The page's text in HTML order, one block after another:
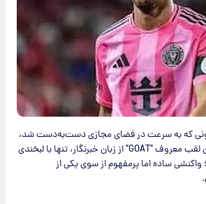
که به سرعت در فضای مجازی دست‌به‌دست شد،
لیونل مسی پس از شنیدن لقب معروف "GOAT" از زبان خبرنگار، تنها با لبخندی
ساده اما پرمفهوم از سوی یکی از